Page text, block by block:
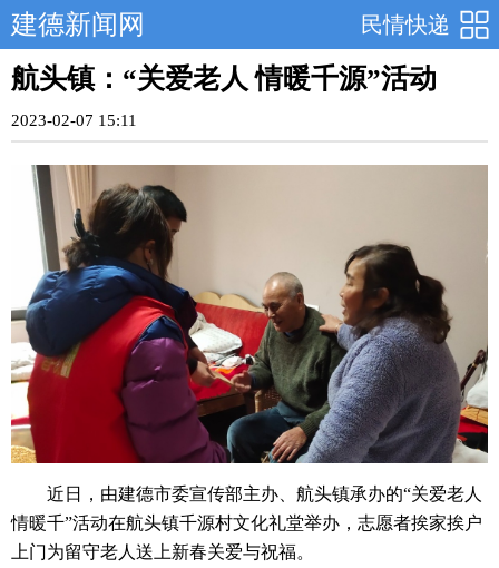
民情快递
建德新闻网
航头镇：“关爱老人 情暖千源”活动
2023-02-07 15:11
近日，由建德市委宣传部主办、航头镇承办的“关爱老人
情暖千”活动在航头镇千源村文化礼堂举办，志愿者挨家挨户
上门为留守老人送上新春关爱与祝福。